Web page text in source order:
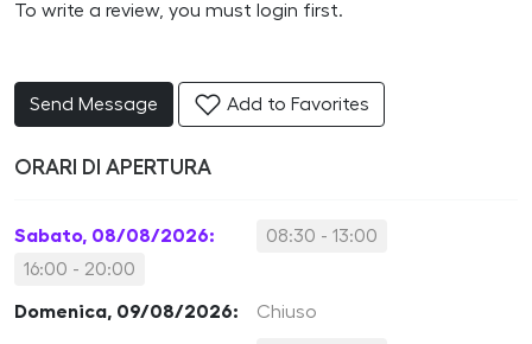
To write a review, you must login first.
Send Message Add to Favorites
ORARI DI APERTURA
Sabato, 08/08/2026:
08:30 - 13:00
16:00 - 20:00
Domenica, 09/08/2026: Chiuso